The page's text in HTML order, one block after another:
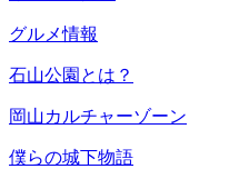
グルメ情報
石山公園とは？
岡山カルチャーゾーン
僕らの城下物語